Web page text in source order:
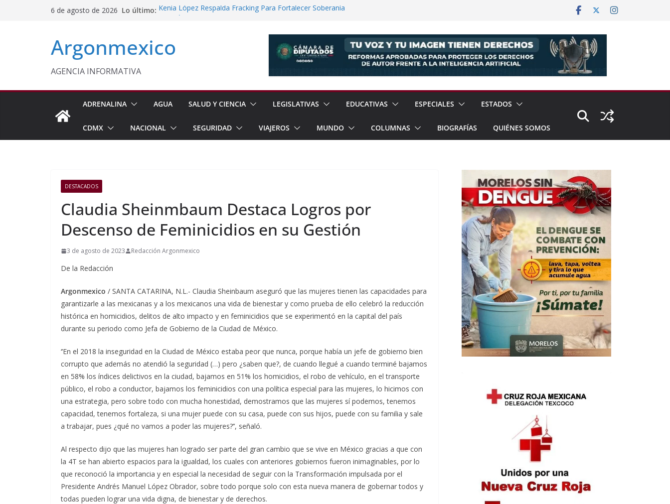
6 de agosto de 2026 Lo último: Kenia López Respalda Fracking Para Fortalecer Soberanía
Edomex Conmemora Día Internacional de los Pueblos
Monreal Llama a Cerrar Filas con Sheinbaum Ante Presiones
Exteriores
Argonmexico
AGENCIA INFORMATIVA
ADRENALINA AGUA SALUD Y CIENCIA LEGISLATIVAS EDUCATIVAS ESPECIALES ESTADOS
CDMX NACIONAL SEGURIDAD VIAJEROS MUNDO COLUMNAS BIOGRAFÍAS QUIÉNES SOMOS
DESTACADOS
Claudia Sheinmbaum Destaca Logros por
Descenso de Feminicidios en su Gestión
3 de agosto de 2023 Redacción Argonmexico
De la Redacción
Argonmexico / SANTA CATARINA, N.L.- Claudia Sheinbaum aseguró que las mujeres tienen las capacidades para
garantizarle a las mexicanas y a los mexicanos una vida de bienestar y como prueba de ello celebró la reducción
histórica en homicidios, delitos de alto impacto y en feminicidios que se experimentó en la capital del país
durante su periodo como Jefa de Gobierno de la Ciudad de México.
‘’En el 2018 la inseguridad en la Ciudad de México estaba peor que nunca, porque había un jefe de gobierno bien
corrupto que además no atendió la seguridad (…) pero ¿saben que?, de cuando llegué a cuando terminé bajamos
en 58% los índices delictivos en la ciudad, bajamos en 51% los homicidios, el robo de vehículo, en el transporte
público, el robo a conductor, bajamos los feminicidios con una política especial para las mujeres, lo hicimos con
una estrategia, pero sobre todo con mucha honestidad, demostramos que las mujeres sí podemos, tenemos
capacidad, tenemos fortaleza, si una mujer puede con su casa, puede con sus hijos, puede con su familia y sale
a trabajar, pues ¿qué no vamos a poder las mujeres?’’, señaló.
Al respecto dijo que las mujeres han logrado ser parte del gran cambio que se vive en México gracias a que con
la 4T se han abierto espacios para la igualdad, los cuales con anteriores gobiernos fueron inimaginables, por lo
que reconoció la importancia y en especial la necesidad de seguir con la Transformación impulsada por el
Presidente Andrés Manuel López Obrador, sobre todo porque solo con esta nueva manera de gobernar todos y
todas pueden lograr una vida digna, de bienestar y de derechos.